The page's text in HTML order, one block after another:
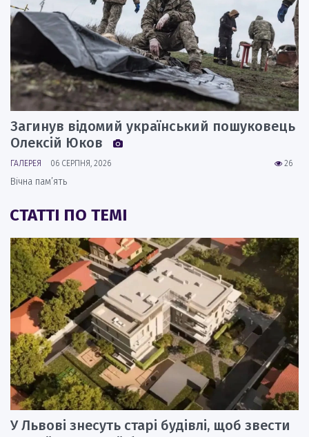
Загинув відомий український пошуковець
Олексій Юков
26
ГАЛЕРЕЯ 06 СЕРПНЯ, 2026
Вічна пам’ять
СТАТТІ ПО ТЕМІ
У Львові знесуть старі будівлі, щоб звести